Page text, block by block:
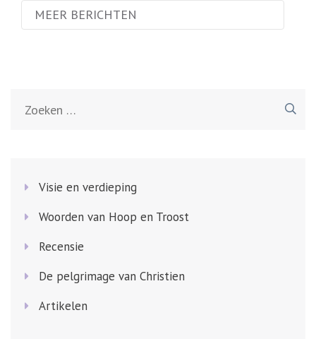
MEER BERICHTEN
Visie en verdieping
Woorden van Hoop en Troost
Recensie
De pelgrimage van Christien
Artikelen